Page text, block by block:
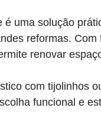
é uma solução
reformas.
renovar
com tijolinhos
funcional e